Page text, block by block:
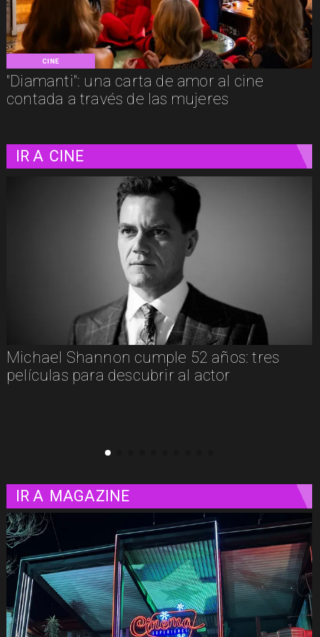
CINE
"Diamanti": una carta de amor al cine
contada a través de las mujeres
IR A CINE
"El Día D: Bajo Presión": las 72 horas que
definieron el destino de la guerra
IR A MAGAZINE